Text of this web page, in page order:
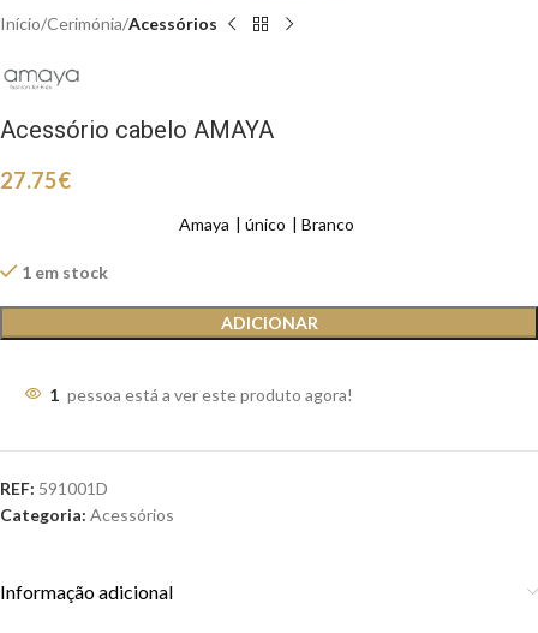
Início Cerimónia Acessórios
Acessório cabelo AMAYA
27.75€
Amaya único Branco
1 em stock
ADICIONAR
1 pessoa está a ver este produto agora!
REF: 591001D
Categoria: Acessórios
Informação adicional